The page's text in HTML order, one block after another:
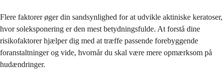
Flere faktorer øger din sandsynlighed for at udvikle aktiniske keratoser,
hvor soleksponering er den mest betydningsfulde. At forstå dine
risikofaktorer hjælper dig med at træffe passende forebyggende
foranstaltninger og vide, hvornår du skal være mere opmærksom på
hudændringer.